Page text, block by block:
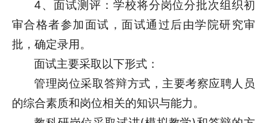
4、面试测评：学校将分岗位分批次组织初
审合格者参加面试，面试通过后由学院研究审
批，确定录用。
面试主要采取以下形式：
管理岗位采取答辩方式，主要考察应聘人员
的综合素质和岗位相关的知识与能力。